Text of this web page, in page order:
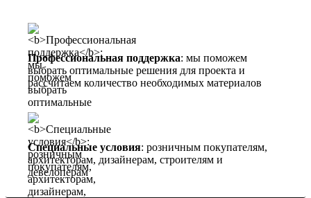
Профессиональная поддержка: мы поможем
выбрать оптимальные решения для проекта и
рассчитаем количество необходимых материалов
Специальные условия: розничным покупателям,
архитекторам, дизайнерам, строителям и
девелоперам